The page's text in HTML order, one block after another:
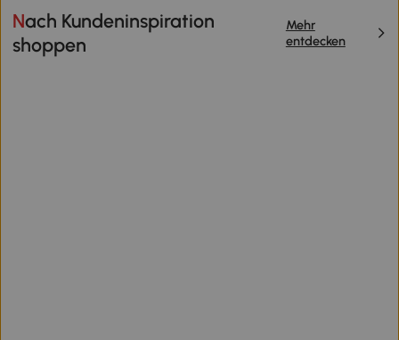
Nach Kundeninspiration
shoppen
Mehr
entdecken